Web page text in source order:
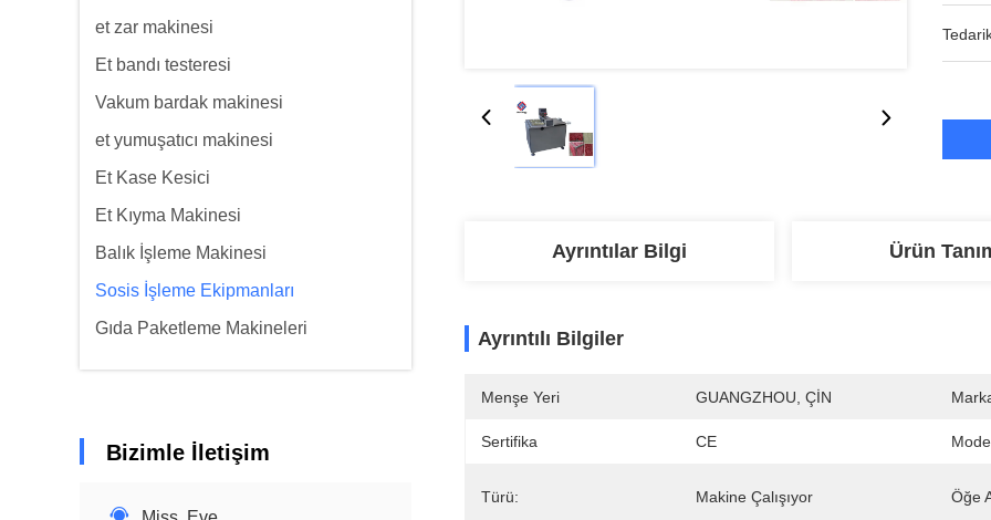
et zar makinesi
Et bandı testeresi
Vakum bardak makinesi
et yumuşatıcı makinesi
Et Kase Kesici
Et Kıyma Makinesi
Balık İşleme Makinesi
Sosis İşleme Ekipmanları
Gıda Paketleme Makineleri
Bizimle İletişim
Ayrıntılar Bilgi Ürün
Ayrıntılı Bilgiler
Menşe Yeri GUANGZHOU, ÇİN
Sertifika CE
Türü: Makine Çalışıyor Öğe